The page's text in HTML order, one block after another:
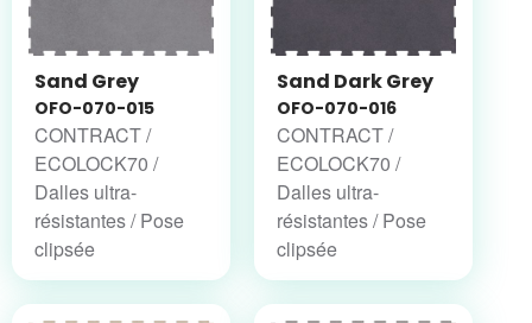
Sand Grey
OFO-070-015
CONTRACT /
ECOLOCK70 /
Dalles ultra-
résistantes / Pose
clipsée
Sand Dark Grey
OFO-070-016
CONTRACT /
ECOLOCK70 /
Dalles ultra-
résistantes / Pose
clipsée